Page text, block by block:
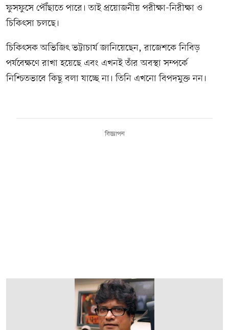
ফুসফুসে পৌঁছাতে পারে। তাই প্রয়োজনীয় পরীক্ষা-নিরীক্ষা ও
চিকিৎসা চলছে।
চিকিৎসক অভিজিৎ ভট্টাচার্য জানিয়েছেন, রাজেশকে নিবিড়
পর্যবেক্ষণে রাখা হয়েছে এবং এখনই তাঁর অবস্থা সম্পর্কে
নিশ্চিতভাবে কিছু বলা যাচ্ছে না। তিনি এখনো বিপদমুক্ত নন।
বিজ্ঞাপন